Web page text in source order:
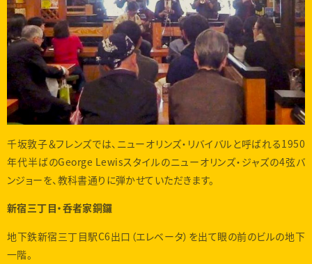
千坂敦子＆フレンズでは、ニューオリンズ・リバイバルと呼ばれる1950
年代半ばのGeorge Lewisスタイルのニューオリンズ・ジャズの4弦バ
ンジョーを、教科書通りに弾かせていただきます。
新宿三丁目・呑者家銅鑼
地下鉄新宿三丁目駅C6出口（エレベータ）を出て眼の前のビルの地下
一階。